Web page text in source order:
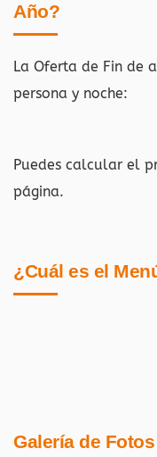
Año?
La Oferta de Fin de
persona y noche:
Puedes calcular el
página.
¿Cuál es el
Galería de